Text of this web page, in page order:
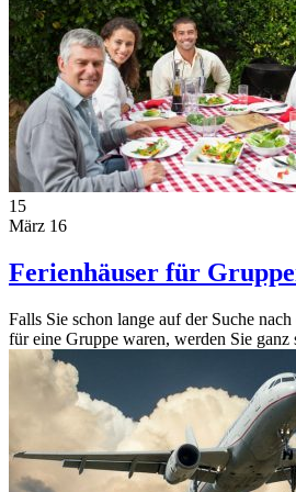
15
März 16
Ferienhäuser für
Falls Sie schon lange auf der Suche
für eine Gruppe waren, werden Sie ganz